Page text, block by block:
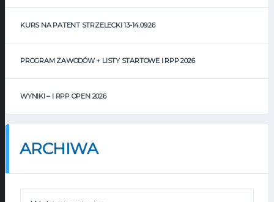
KURS NA PATENT STRZELECKI 13-14.09.26
PROGRAM ZAWODÓW + LISTY STARTOWE I RPP 2026
WYNIKI – I RPP OPEN 2026
ARCHIWA